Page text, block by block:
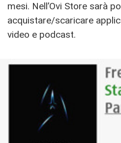
mesi. Nell’Ovi Store sarà
acquistare/scaricare
video e podcast.